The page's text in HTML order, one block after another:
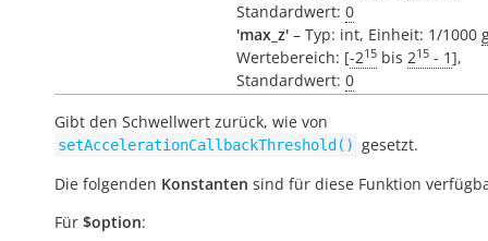
Standardwert: 0
'max_z' – Typ: int, Einheit: 1/1000
Wertebereich: [-215 bis 215 - 1],
Standardwert: 0
Gibt den Schwellwert zurück, wie von
setAccelerationCallbackThreshold() gesetzt.
Die folgenden Konstanten sind für diese Funktion
Für $option: